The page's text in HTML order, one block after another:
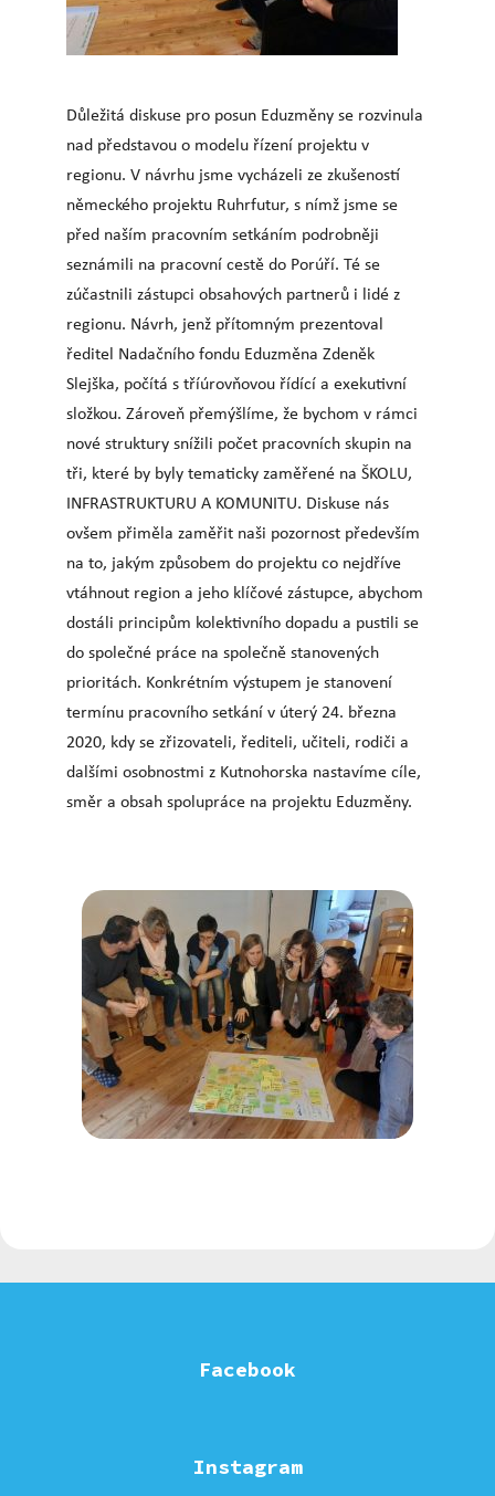
Důležitá diskuse pro posun Eduzměny se rozvinula
nad představou o modelu řízení projektu v
regionu. V návrhu jsme vycházeli ze zkušeností
německého projektu Ruhrfutur, s nímž jsme se
před naším pracovním setkáním podrobněji
seznámili na pracovní cestě do Porúří. Té se
zúčastnili zástupci obsahových partnerů i lidé z
regionu. Návrh, jenž přítomným prezentoval
ředitel Nadačního fondu Eduzměna Zdeněk
Slejška, počítá s tříúrovňovou řídící a exekutivní
složkou. Zároveň přemýšlíme, že bychom v rámci
nové struktury snížili počet pracovních skupin na
tři, které by byly tematicky zaměřené na ŠKOLU,
INFRASTRUKTURU A KOMUNITU. Diskuse nás
ovšem přiměla zaměřit naši pozornost především
na to, jakým způsobem do projektu co nejdříve
vtáhnout region a jeho klíčové zástupce, abychom
dostáli principům kolektivního dopadu a pustili se
do společné práce na společně stanovených
prioritách. Konkrétním výstupem je stanovení
termínu pracovního setkání v úterý 24. března
2020, kdy se zřizovateli, řediteli, učiteli, rodiči a
dalšími osobnostmi z Kutnohorska nastavíme cíle,
směr a obsah spolupráce na projektu Eduzměny.
Facebook
Instagram